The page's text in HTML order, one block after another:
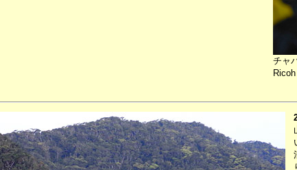
チャ